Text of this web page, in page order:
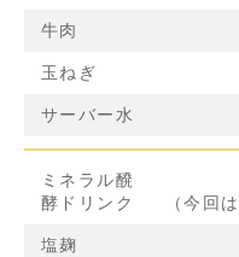
牛肉
玉ねぎ
サーバー水
ミネラル醗
酵ドリンク
（今回
塩麹